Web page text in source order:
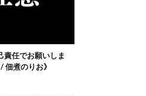
責任でお願いしま
佃煮のりお》